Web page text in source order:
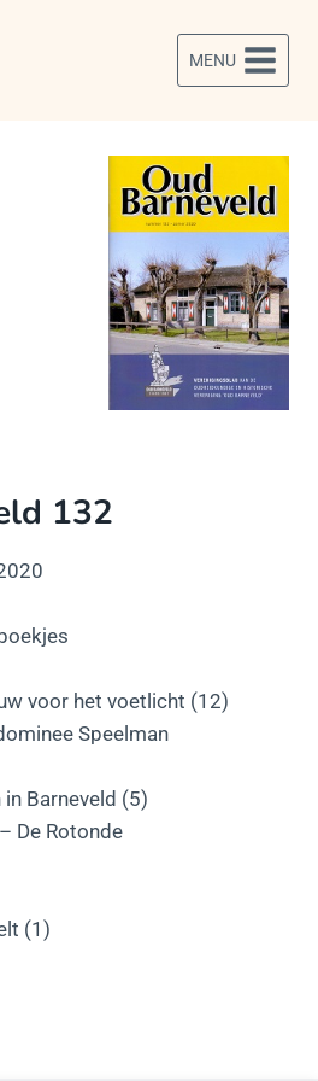
MENU
132
voor het voetlicht (12)
Speelman
Barneveld (5)
De Rotonde
(1)